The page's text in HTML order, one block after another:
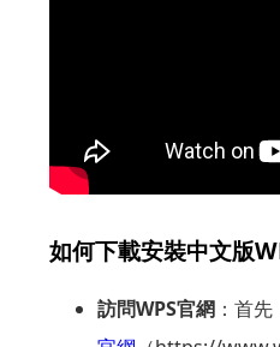
WPS中文版的安裝與配
如何下載安裝中文版
訪問WPS官網：首先